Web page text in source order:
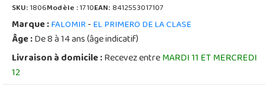
SKU:1806Modèle :1710EAN:8412553017107
Marque :FALOMIR-EL PRIMERO DE LA CLASE
Âge :De 8 à 14 ans (âge indicatif)
Livraison à domicile :Recevez entreMARDI 11 ET MERCREDI
12